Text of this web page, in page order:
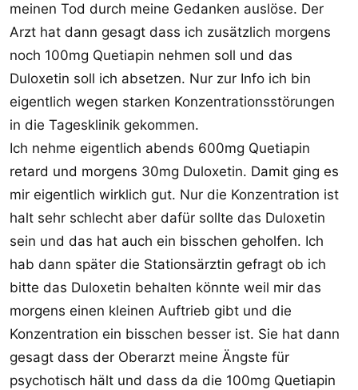
meinen Tod durch meine Gedanken auslöse. Der
Arzt hat dann gesagt dass ich zusätzlich morgens
noch 100mg Quetiapin nehmen soll und das
Duloxetin soll ich absetzen. Nur zur Info ich bin
eigentlich wegen starken Konzentrationsstörungen
in die Tagesklinik gekommen.
Ich nehme eigentlich abends 600mg Quetiapin
retard und morgens 30mg Duloxetin. Damit ging es
mir eigentlich wirklich gut. Nur die Konzentration ist
halt sehr schlecht aber dafür sollte das Duloxetin
sein und das hat auch ein bisschen geholfen. Ich
hab dann später die Stationsärztin gefragt ob ich
bitte das Duloxetin behalten könnte weil mir das
morgens einen kleinen Auftrieb gibt und die
Konzentration ein bisschen besser ist. Sie hat dann
gesagt dass der Oberarzt meine Ängste für
psychotisch hält und dass da die 100mg Quetiapin